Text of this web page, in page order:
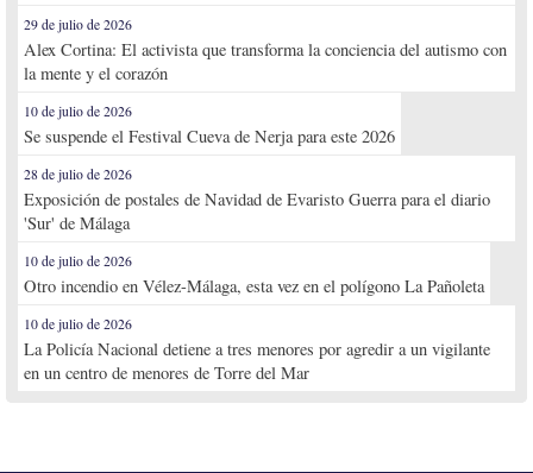
29 de julio de 2026
Alex Cortina: El activista que transforma la conciencia del autismo con
la mente y el corazón
10 de julio de 2026
Se suspende el Festival Cueva de Nerja para este 2026
28 de julio de 2026
Exposición de postales de Navidad de Evaristo Guerra para el diario
'Sur' de Málaga
10 de julio de 2026
Otro incendio en Vélez-Málaga, esta vez en el polígono La Pañoleta
10 de julio de 2026
La Policía Nacional detiene a tres menores por agredir a un vigilante
en un centro de menores de Torre del Mar